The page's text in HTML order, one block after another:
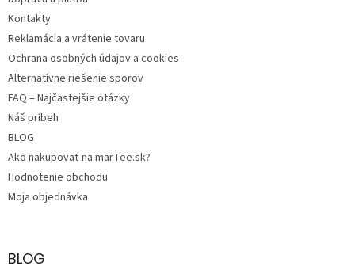
Kontakty
Reklamácia a vrátenie tovaru
Ochrana osobných údajov a cookies
Alternatívne riešenie sporov
FAQ – Najčastejšie otázky
Náš príbeh
BLOG
Ako nakupovať na marTee.sk?
Hodnotenie obchodu
Moja objednávka
BLOG